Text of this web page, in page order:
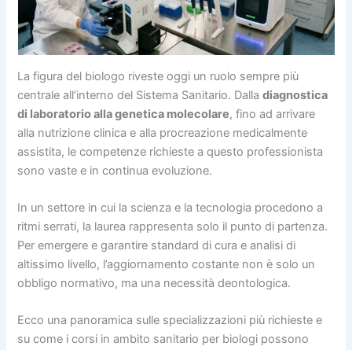
La figura del biologo riveste oggi un ruolo sempre più
centrale all’interno del Sistema Sanitario. Dalladiagnostica
di laboratorio alla genetica molecolare, fino ad arrivare
alla nutrizione clinica e alla procreazione medicalmente
assistita, le competenze richieste a questo professionista
sono vaste e in continua evoluzione.
In un settore in cui la scienza e la tecnologia procedono a
ritmi serrati, la laurea rappresenta solo il punto di partenza.
Per emergere e garantire standard di cura e analisi di
altissimo livello, l’aggiornamento costante non è solo un
obbligo normativo, ma una necessità deontologica.
Ecco una panoramica sulle specializzazioni più richieste e
su come i corsi in ambito sanitario per biologi possono